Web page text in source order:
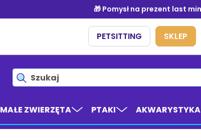
MAŁE ZWIERZĘTA PTAKI AKWARYSTYKA